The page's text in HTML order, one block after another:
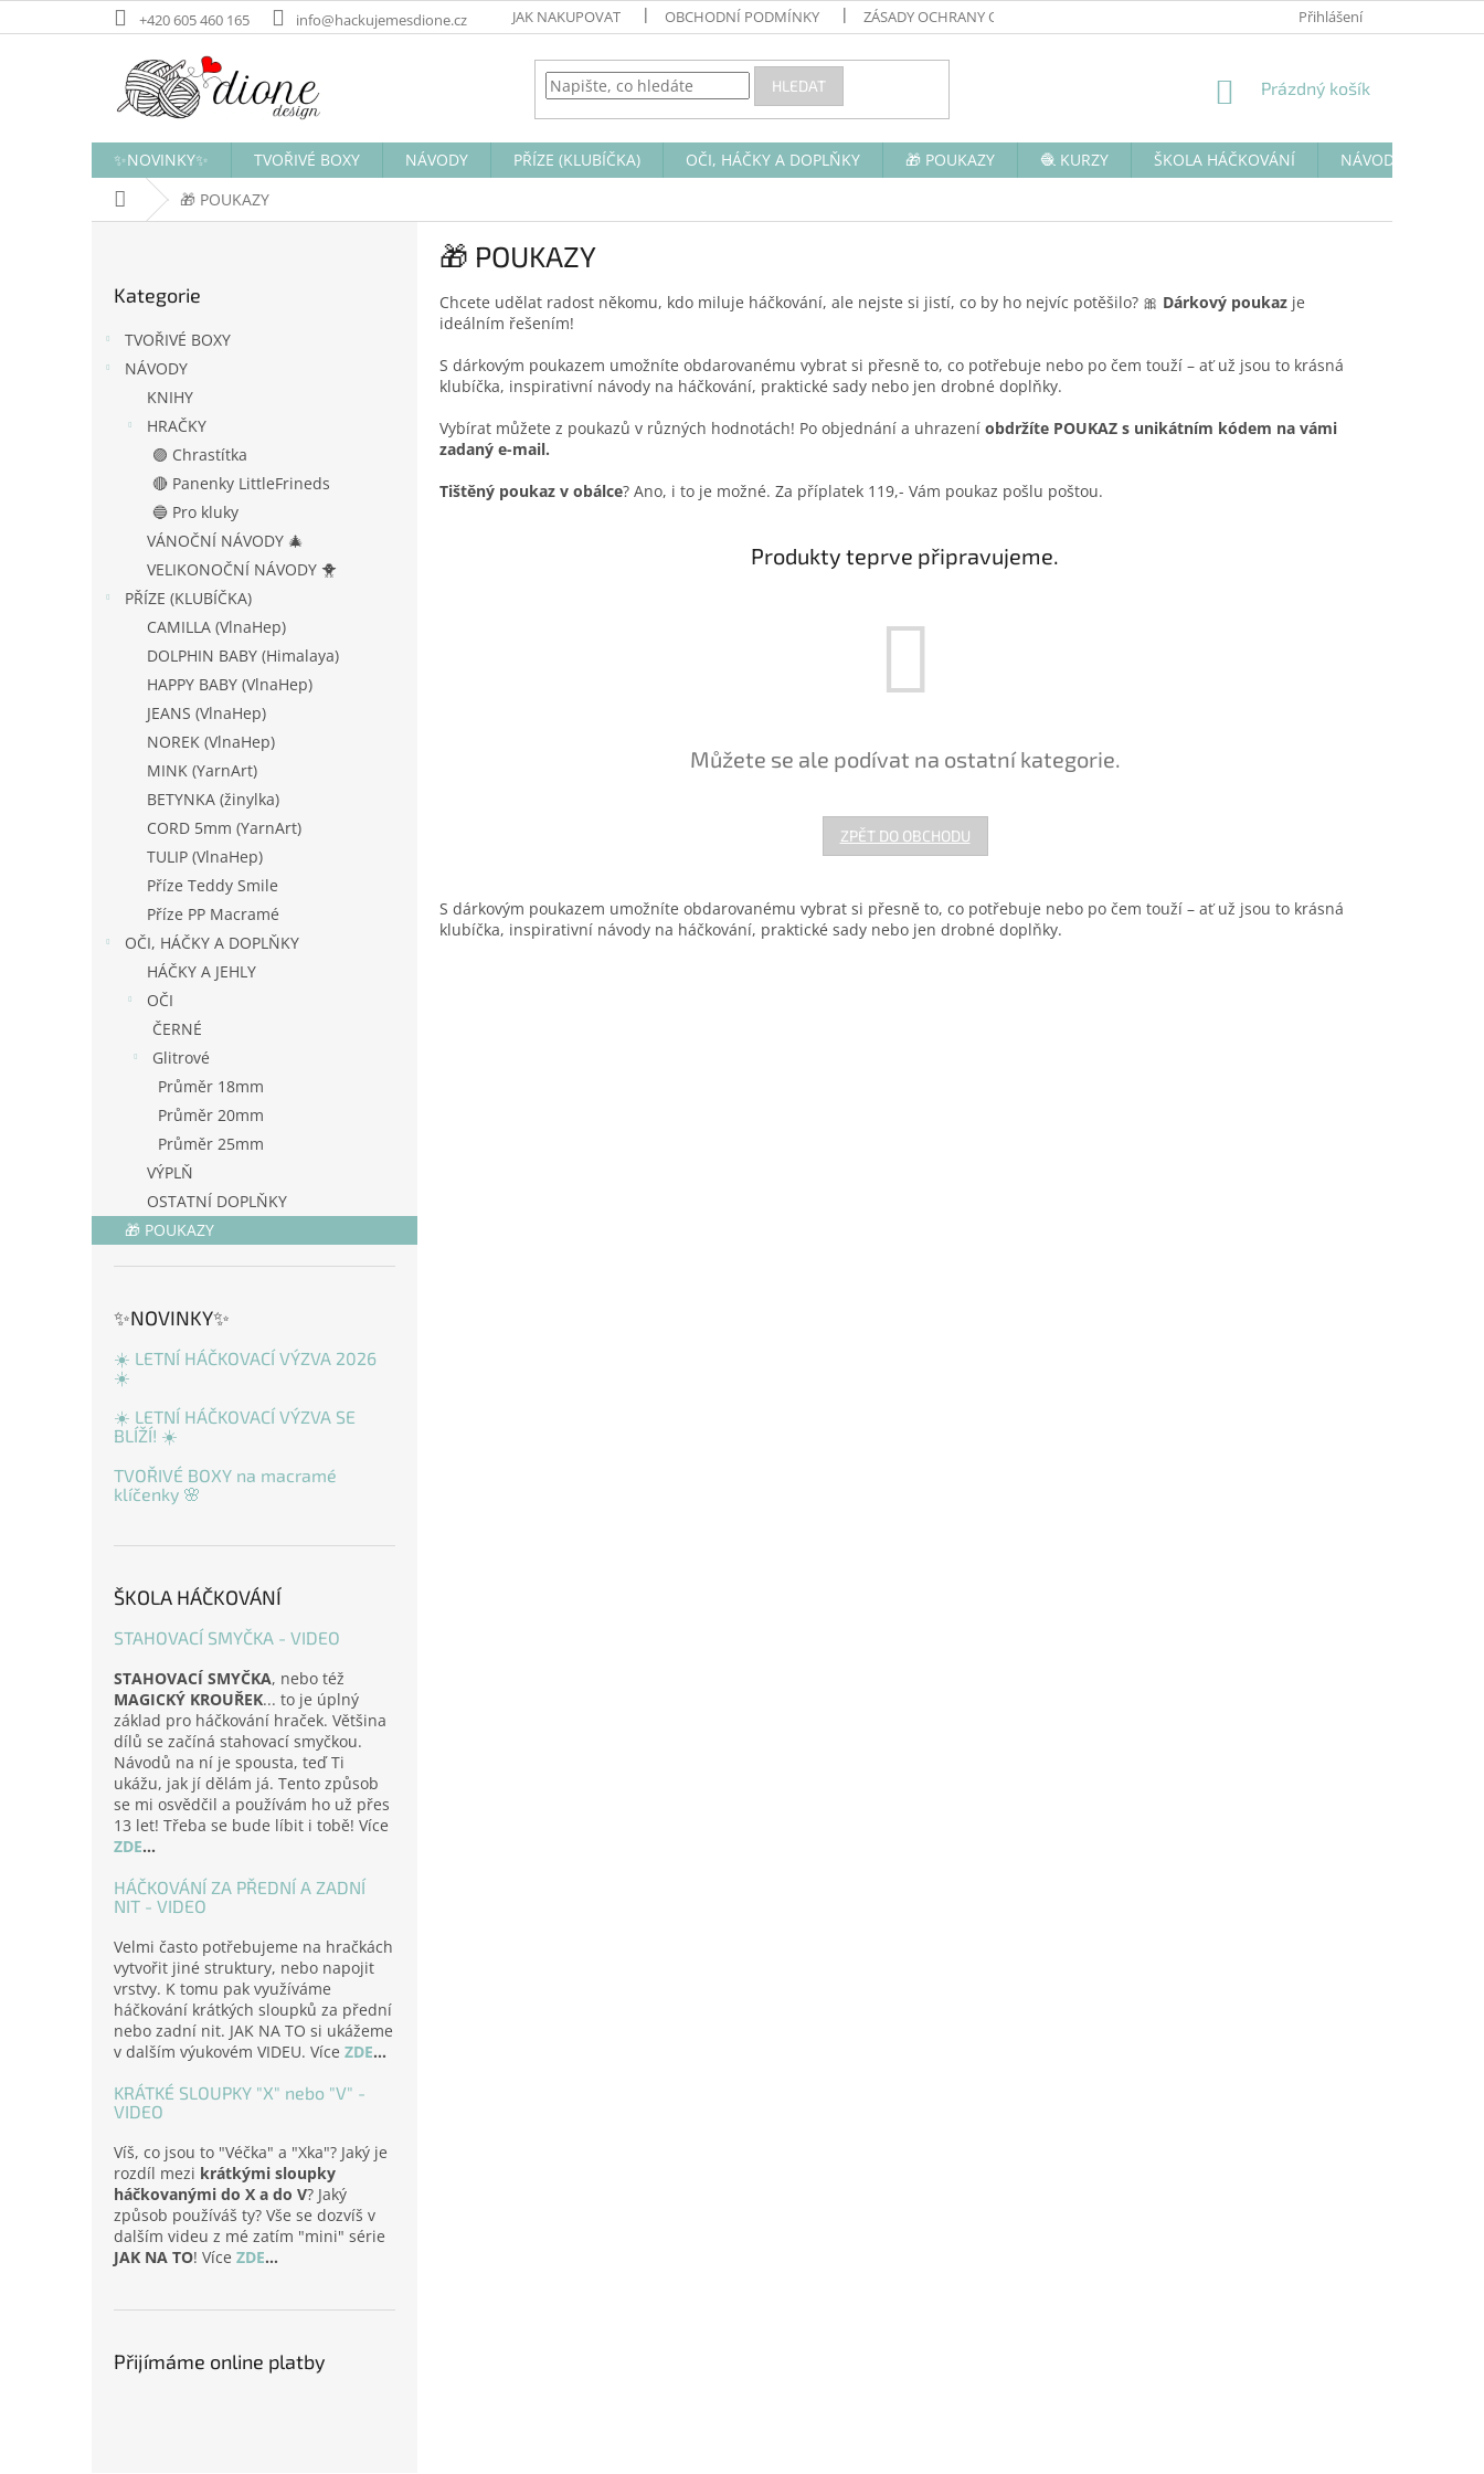
na
+420 605 460 165 info@hackujemesdione.cz JAK NAKUPOVAT OBCHODNÍ PODMÍNKY ZÁSADY OCHRANY OSOBNÍCH ÚDAJŮ VRÁCENÍ ZBOŽÍ
Přihlášení
HLEDAT
NÁKUPNÍ
Prázdný košík
✨NOVINKY✨ TVOŘIVÉ BOXY NÁVODY PŘÍZE (KLUBÍČKA) OČI, HÁČKY A DOPLŇKY 🎁 POUKAZY 🧶 KURZY ŠKOLA HÁČKOVÁNÍ
NÁVODY ZDARMA
Domů 🎁 POUKAZY
kategorie
Kategorie
TVOŘIVÉ BOXY
NÁVODY
KNIHY
HRAČKY
🟣 Chrastítka
🔴 Panenky LittleFrineds
🔵 Pro kluky
VÁNOČNÍ NÁVODY 🎄
VELIKONOČNÍ NÁVODY 🐥
PŘÍZE (KLUBÍČKA)
CAMILLA (VlnaHep)
DOLPHIN BABY (Himalaya)
HAPPY BABY (VlnaHep)
JEANS (VlnaHep)
NOREK (VlnaHep)
MINK (YarnArt)
BETYNKA (žinylka)
CORD 5mm (YarnArt)
TULIP (VlnaHep)
Příze Teddy Smile
Příze PP Macramé
OČI, HÁČKY A DOPLŇKY
HÁČKY A JEHLY
OČI
ČERNÉ
Glitrové
Průměr 18mm
Průměr 20mm
Průměr 25mm
VÝPLŇ
OSTATNÍ DOPLŇKY
🎁 POUKAZY
✨NOVINKY✨
☀️ LETNÍ HÁČKOVACÍ VÝZVA 2026
☀️
☀️ LETNÍ HÁČKOVACÍ VÝZVA SE
BLÍŽÍ! ☀️
TVOŘIVÉ BOXY na macramé
klíčenky 🌸
ŠKOLA HÁČKOVÁNÍ
STAHOVACÍ SMYČKA - VIDEO
STAHOVACÍ SMYČKA, nebo též
MAGICKÝ KROUŘEK... to je úplný
základ pro háčkování hraček. Většina
dílů se začíná stahovací smyčkou.
Návodů na ní je spousta, teď Ti
ukážu, jak jí dělám já. Tento způsob
se mi osvědčil a používám ho už přes
13 let! Třeba se bude líbit i tobě! Více
ZDE...
HÁČKOVÁNÍ ZA PŘEDNÍ A ZADNÍ
NIT - VIDEO
Velmi často potřebujeme na hračkách
vytvořit jiné struktury, nebo napojit
vrstvy. K tomu pak využíváme
háčkování krátkých sloupků za přední
nebo zadní nit. JAK NA TO si ukážeme
v dalším výukovém VIDEU. Více ZDE...
KRÁTKÉ SLOUPKY "X" nebo "V" -
VIDEO
Víš, co jsou to "Véčka" a "Xka"? Jaký je
rozdíl mezi krátkými sloupky
háčkovanými do X a do V? Jaký
způsob používáš ty? Vše se dozvíš v
dalším videu z mé zatím "mini" série
JAK NA TO! Více ZDE...
Přijímáme online platby
🎁 POUKAZY
Chcete udělat radost někomu, kdo miluje háčkování, ale nejste si jistí, co by ho nejvíc potěšilo? 🎀 Dárkový poukaz je
ideálním řešením!
S dárkovým poukazem umožníte obdarovanému vybrat si přesně to, co potřebuje nebo po čem touží – ať už jsou to krásná
klubíčka, inspirativní návody na háčkování, praktické sady nebo jen drobné doplňky.
Vybírat můžete z poukazů v různých hodnotách! Po objednání a uhrazení obdržíte POUKAZ s unikátním kódem na vámi
zadaný e-mail.
Tištěný poukaz v obálce? Ano, i to je možné. Za příplatek 119,- Vám poukaz pošlu poštou.
Produkty teprve připravujeme.
Můžete se ale podívat na ostatní kategorie.
ZPĚT DO OBCHODU
S dárkovým poukazem umožníte obdarovanému vybrat si přesně to, co potřebuje nebo po čem touží – ať už jsou to krásná
klubíčka, inspirativní návody na háčkování, praktické sady nebo jen drobné doplňky.